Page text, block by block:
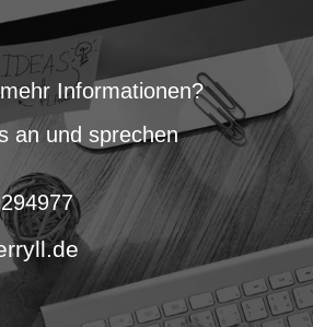
Informationen?
an und sprechen